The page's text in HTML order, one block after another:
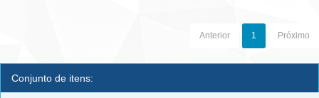
Anterior 1 Próximo
Conjunto de itens: